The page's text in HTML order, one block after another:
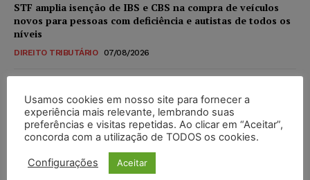
STF amplia isenção de IBS e CBS na compra de veículos
novos para pessoas com deficiência e autistas de todos os
níveis
DIREITO TRIBUTÁRIO 07/08/2026
vendia canetas emagrecedoras no local de trabalho
NOTÍCIAS 07/08/2026
Justiça de SP decreta prisão de suspeito investigado na
morte de advogado
Usamos cookies em nosso site para fornecer a
experiência mais relevante, lembrando suas
preferências e visitas repetidas. Ao clicar em “Aceitar”,
concorda com a utilização de TODOS os cookies.
Configurações Aceitar